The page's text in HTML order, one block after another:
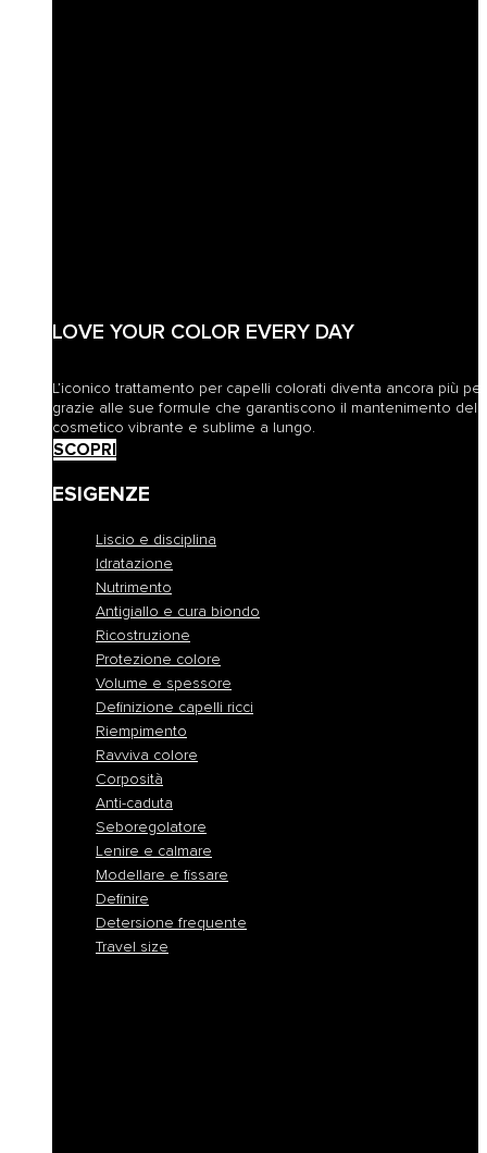
LOVE YOUR COLOR EVERY DAY
L’iconico trattamento per capelli colorati diventa ancora più
grazie alle sue formule che garantiscono il mantenimento del
cosmetico vibrante e sublime a lungo.
SCOPRI
ESIGENZE
Liscio e disciplina
Idratazione
Nutrimento
Antigiallo e cura biondo
Ricostruzione
Protezione colore
Volume e spessore
Definizione capelli ricci
Riempimento
Ravviva colore
Corposità
Anti-caduta
Seboregolatore
Lenire e calmare
Modellare e fissare
Definire
Detersione frequente
Travel size